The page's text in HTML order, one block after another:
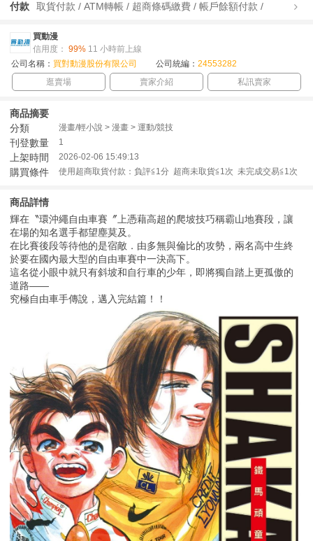
付款 取貨付款 / ATM轉帳 / 超商條碼繳費 / 帳戶餘額付款 /
買動漫
信用度： 99% 11 小時前上線
公司名稱： 買對動漫股份有限公司 公司統編： 24553282
逛賣場
賣家介紹 私訊賣家
商品摘要
分類
漫畫/輕小說 > 漫畫 > 運動/競技
刊登數量 1
上架時間 2026-02-06 15:49:13
購買條件 使用超商取貨付款：負評≦1分 超商未取貨≦1次 未完成交易≦1次
商品詳情
輝在〝環沖繩自由車賽〞上憑藉高超的爬坡技巧稱霸山地賽段，讓
在場的知名選手都望塵莫及。
在比賽後段等待他的是宿敵．由多無與倫比的攻勢，兩名高中生終
於要在國內最大型的自由車賽中一決高下。
這名從小眼中就只有斜坡和自行車的少年，即將獨自踏上更孤傲的
道路――
究極自由車手傳說，邁入完結篇！！